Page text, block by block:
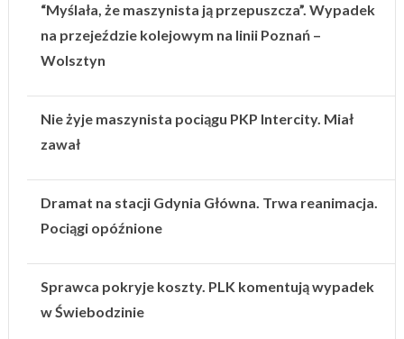
“Myślała, że maszynista ją przepuszcza”. Wypadek
na przejeździe kolejowym na linii Poznań –
Wolsztyn
Nie żyje maszynista pociągu PKP Intercity. Miał
zawał
Dramat na stacji Gdynia Główna. Trwa reanimacja.
Pociągi opóźnione
Sprawca pokryje koszty. PLK komentują wypadek
w Świebodzinie